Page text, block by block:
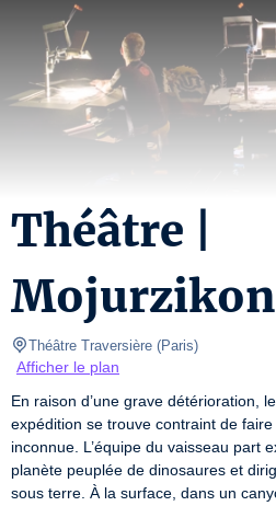
Théâtre |
Théâtre Traversière (Paris)
Afficher le plan
En raison d’une grave détérioration,
expédition se trouve contraint de
inconnue. L’équipe du vaisseau part
planète peuplée de dinosaures et
sous terre. À la surface, dans un